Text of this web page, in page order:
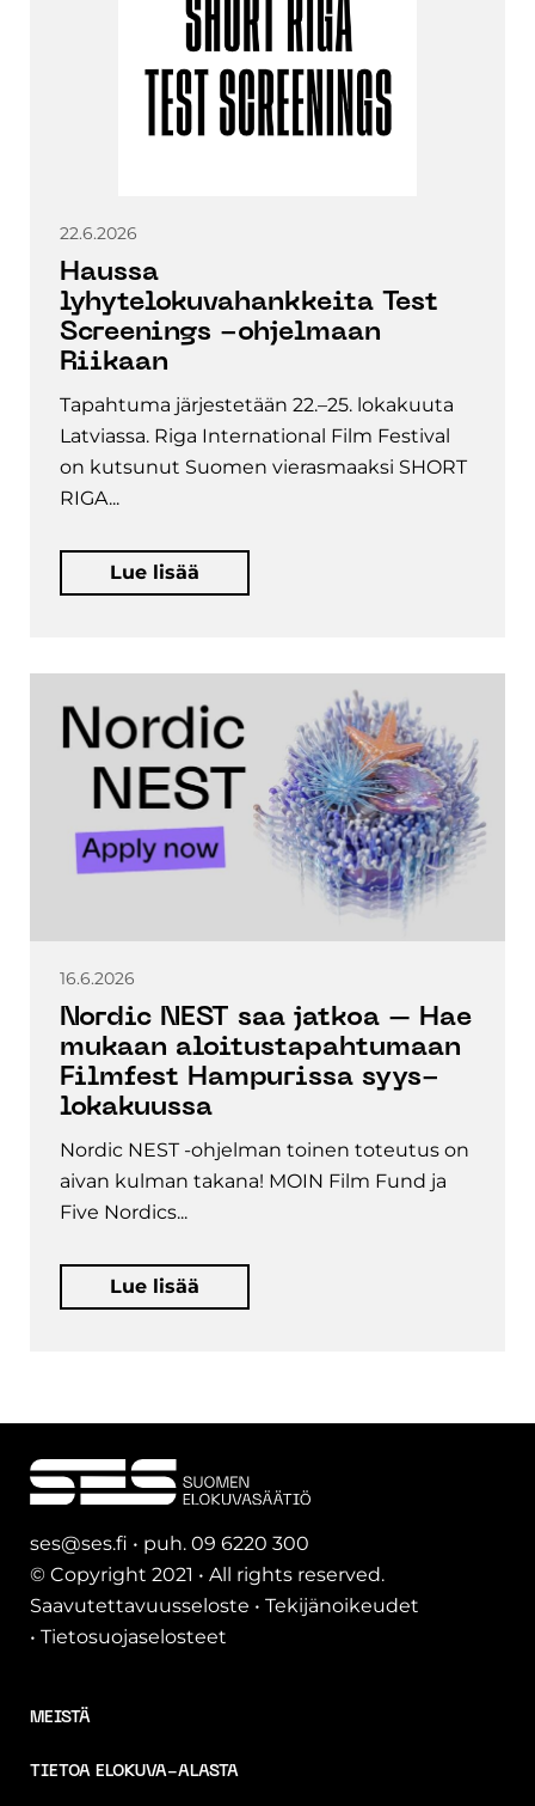
22.6.2026
Haussa
lyhytelokuvahankkeita Test
Screenings -ohjelmaan
Riikaan
Tapahtuma järjestetään 22.–25. lokakuuta
Latviassa. Riga International Film Festival
on kutsunut Suomen vierasmaaksi SHORT
RIGA...
Lue lisää
16.6.2026
Nordic NEST saa jatkoa – Hae
mukaan aloitustapahtumaan
Filmfest Hampurissa syys-
lokakuussa
Nordic NEST -ohjelman toinen toteutus on
aivan kulman takana! MOIN Film Fund ja
Five Nordics...
Lue lisää
ses@ses.fi • puh. 09 6220 300
© Copyright 2021 • All rights reserved.
Saavutettavuusseloste • Tekijänoikeudet
• Tietosuojaselosteet
MEISTÄ
TIETOA ELOKUVA-ALASTA